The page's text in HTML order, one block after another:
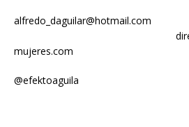
alfredo_daguilar@hotmail.com
mujeres.com
@efektoaguila